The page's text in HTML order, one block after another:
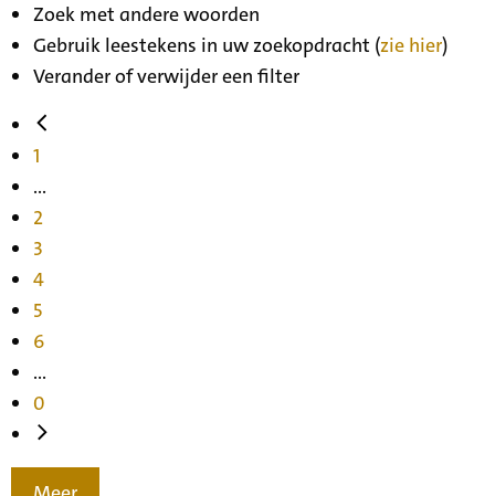
Zoek met andere woorden
Gebruik leestekens in uw zoekopdracht (zie hier)
Verander of verwijder een filter
1
...
2
3
4
5
6
...
0